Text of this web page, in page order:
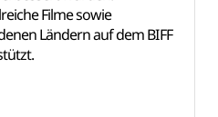
Filme sowie
Ländern auf dem BIFF